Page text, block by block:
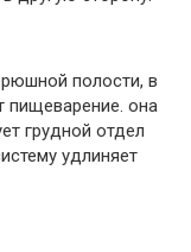
полости, в
пищеварение. она
грудной отдел
удлиняет